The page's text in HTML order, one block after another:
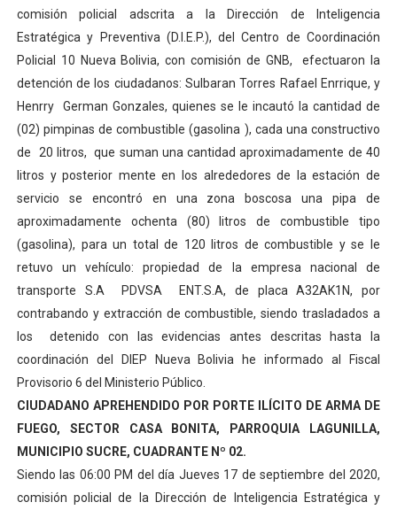
Campo Elías consolida plan de bacheo en el sector La
Fundecem inició con éxito el taller vacacional de
El Lactario del Iahula celebra la Semana Mundial de la
Plan Vacacional "Venezuela Ríe 2026" brinda
Iniciación al yoga reúne a diversos clubes deportivos
Mincomunas impulsa el autogobierno en Mérida con
Expertos inspeccionan espacios del OAN para la
comisión policial adscrita a la Dirección de Inteligencia
Estratégica y Preventiva (D.I.E.P.), del Centro de Coordinación
Policial 10 Nueva Bolivia, con comisión de GNB, efectuaron la
detención de los ciudadanos: Sulbaran Torres Rafael Enrrique, y
Henrry German Gonzales, quienes se le incautó la cantidad de
(02) pimpinas de combustible (gasolina ), cada una constructivo
de 20 litros, que suman una cantidad aproximadamente de 40
litros y posterior mente en los alrededores de la estación de
servicio se encontró en una zona boscosa una pipa de
aproximadamente ochenta (80) litros de combustible tipo
(gasolina), para un total de 120 litros de combustible y se le
retuvo un vehículo: propiedad de la empresa nacional de
transporte S.A PDVSA ENT.S.A, de placa A32AK1N, por
contrabando y extracción de combustible, siendo trasladados a
los detenido con las evidencias antes descritas hasta la
coordinación del DIEP Nueva Bolivia he informado al Fiscal
Provisorio 6 del Ministerio Público.
CIUDADANO APREHENDIDO POR PORTE ILÍCITO DE ARMA DE
FUEGO, SECTOR CASA BONITA, PARROQUIA LAGUNILLA,
MUNICIPIO SUCRE, CUADRANTE Nº 02.
Siendo las 06:00 PM del día Jueves 17 de septiembre del 2020,
comisión policial de la Dirección de Inteligencia Estratégica y